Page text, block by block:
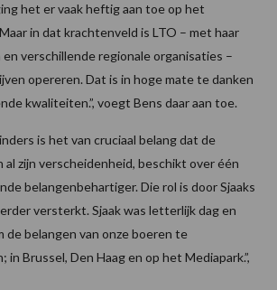
het er vaak heftig aan toe op het
in dat krachtenveld is LTO – met haar
verschillende regionale organisaties –
opereren. Dat is in hoge mate te danken
kwaliteiten.”, voegt Bens daar aan toe.
is het van cruciaal belang dat de
al zijn verscheidenheid, beschikt over één
belangenbehartiger. Die rol is door Sjaaks
versterkt. Sjaak was letterlijk dag en
de belangen van onze boeren te
Brussel, Den Haag en op het Mediapark.”,